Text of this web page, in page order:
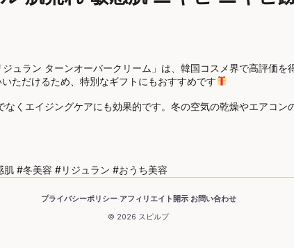
ジュラン ターンオーバークリーム」は、韓国コスメ界で高評価
ただけるため、特別なギフトにもおすすめです
くエイジングケアにも効果的です。冬の空気の乾燥やエアコ
#冬美容 #リジュラン #おうち美容
プライバシーポリシー·アフィリエイト開示·お問い合わせ
© 2026 スピルプ